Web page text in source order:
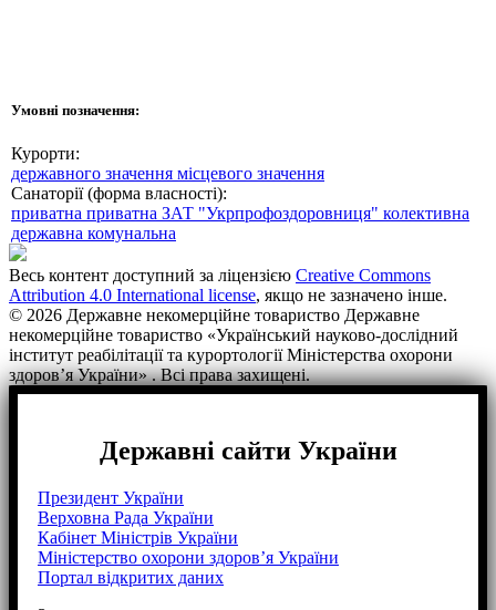
Умовні позначення:
Курорти:
державного значення місцевого значення
Санаторії (форма власності):
приватна приватна ЗАТ "Укрпрофоздоровниця" колективна
державна комунальна
Весь контент доступний за ліцензією Creative Commons
Attribution 4.0 International license, якщо не зазначено інше.
© 2026 Державне некомерційне товариство Державне
некомерційне товариство «Український науково-дослідний
інститут реабілітації та курортології Міністерства охорони
здоров’я України» . Всі права захищені.
Державні сайти України
Президент України
Верховна Рада України
Кабінет Міністрів України
Міністерство охорони здоров’я України
Портал відкритих даних